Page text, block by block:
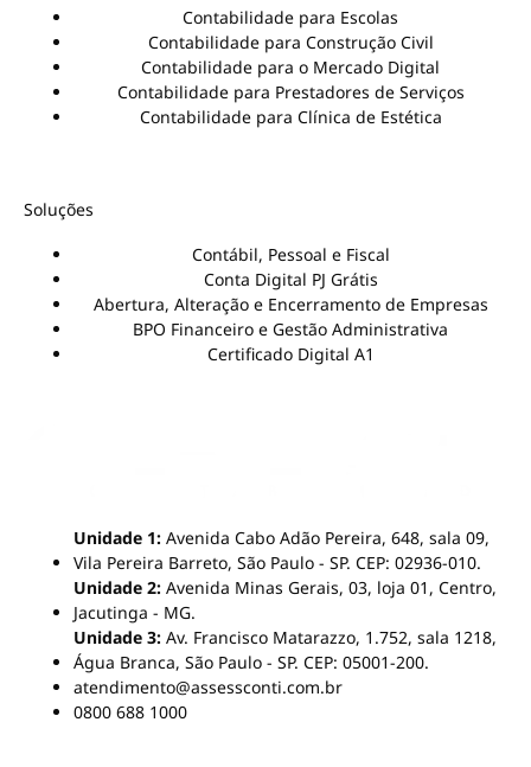
Contabilidade para Escolas
Contabilidade para Construção Civil
Contabilidade para o Mercado Digital
Contabilidade para Prestadores de Serviços
Contabilidade para Clínica de Estética
Soluções
Contábil, Pessoal e Fiscal
Conta Digital PJ Grátis
Abertura, Alteração e Encerramento de Empresas
BPO Financeiro e Gestão Administrativa
Certificado Digital A1
Unidade 1: Avenida Cabo Adão Pereira, 648, sala 09,
Vila Pereira Barreto, São Paulo - SP. CEP: 02936-010.
Unidade 2: Avenida Minas Gerais, 03, loja 01, Centro,
Jacutinga - MG.
Unidade 3: Av. Francisco Matarazzo, 1.752, sala 1218,
Água Branca, São Paulo - SP. CEP: 05001-200.
atendimento@assessconti.com.br
0800 688 1000